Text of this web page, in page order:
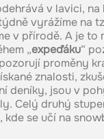
v lavici,
vyrážíme na
v přírodě. A je to
„expeďáku“
proměny
znalosti,
deníky, jsou v
Celý druhý
kde se učí na